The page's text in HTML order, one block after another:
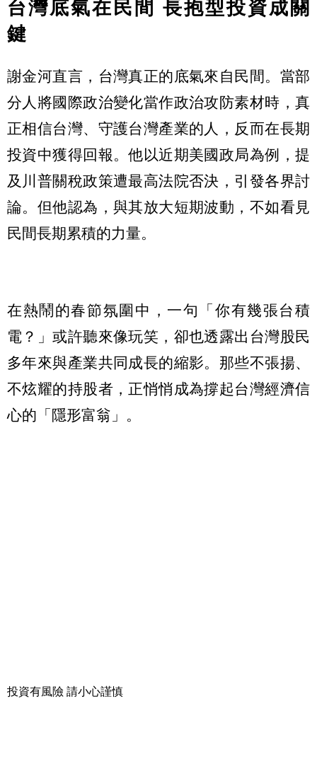
台灣底氣在民間 長抱型投資成關
鍵
謝金河直言，台灣真正的底氣來自民間。當部
分人將國際政治變化當作政治攻防素材時，真
正相信台灣、守護台灣產業的人，反而在長期
投資中獲得回報。他以近期美國政局為例，提
及川普關稅政策遭最高法院否決，引發各界討
論。但他認為，與其放大短期波動，不如看見
民間長期累積的力量。
在熱鬧的春節氛圍中，一句「你有幾張台積
電？」或許聽來像玩笑，卻也透露出台灣股民
多年來與產業共同成長的縮影。那些不張揚、
不炫耀的持股者，正悄悄成為撐起台灣經濟信
心的「隱形富翁」。
投資有風險 請小心謹慎